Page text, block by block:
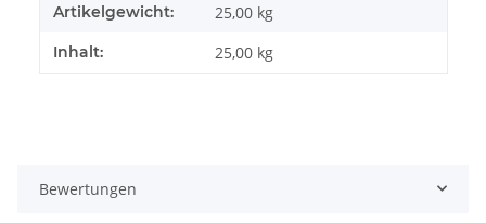
Artikelgewicht: 25,00 kg
Inhalt: 25,00 kg
Bewertungen